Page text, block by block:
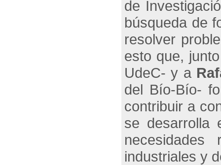
de
búsqueda de
resolver
esto que,
UdeC- y a
del Bío-Bío-
contribuir a
se desarrolla
industriales y